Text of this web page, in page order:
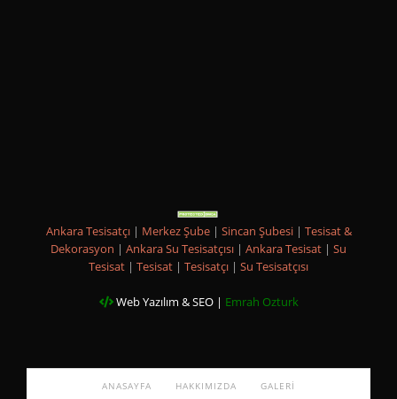
Ankara Tesisatçı| Merkez Şube| Sincan Şubesi| Tesisat &
Dekorasyon | Ankara Su Tesisatçısı | Ankara Tesisat | Su
Tesisat | Tesisat | Tesisatçı | Su Tesisatçısı
Web Yazılım & SEO | Emrah Ozturk
ANASAYFA HAKKIMIZDA
GALERI